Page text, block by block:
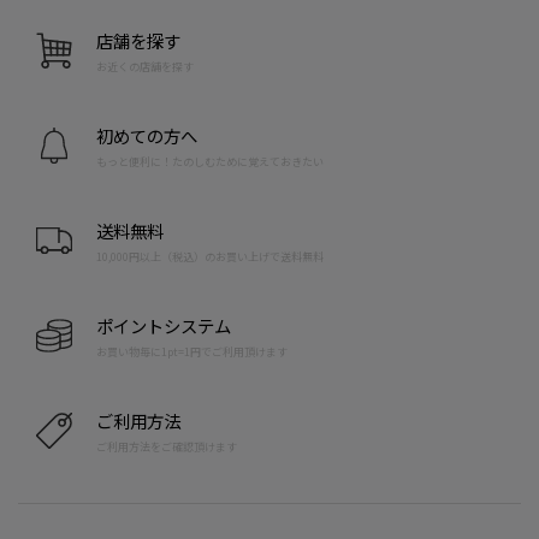
店舗を探す
お近くの店舗を探す
初めての方へ
もっと便利に！たのしむために覚えておきたい
送料無料
10,000円以上（税込）のお買い上げで送料無料
ポイントシステム
お買い物毎に1pt=1円でご利用頂けます
ご利用方法
ご利用方法をご確認頂けます